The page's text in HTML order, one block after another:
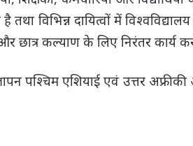
विभिन्न दायित्वों में
छात्र कल्याण के लिए निरंतर कार्य
पश्चिम एशियाई एवं उत्तर